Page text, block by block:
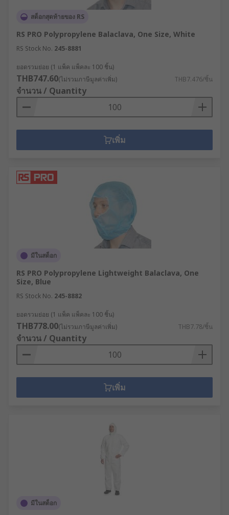
สต็อกสุดท้ายของ RS
RS PRO Polypropylene Balaclava, One Size, White
RS Stock No. 245-8881
ยอดรวมย่อย (1 แพ็ค แพ็คละ 100 ชิ้น)
THB747.60(ไม่รวมภาษีมูลค่าเพิ่ม) THB7.476/ชิ้น
จำนวน / Quantity
เพิ่ม
มีในสต็อก
RS PRO Polypropylene Lightweight Balaclava, One
Size, Blue
RS Stock No. 245-8882
ยอดรวมย่อย (1 แพ็ค แพ็คละ 100 ชิ้น)
THB778.00(ไม่รวมภาษีมูลค่าเพิ่ม) THB7.78/ชิ้น
จำนวน / Quantity
เพิ่ม
มีในสต็อก